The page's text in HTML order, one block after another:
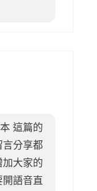
這篇的
言分享都
大家的
語音直